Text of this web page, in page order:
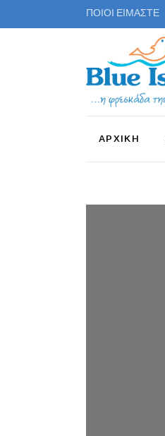
ΠΟΙΟΙ ΕΙΜΑΣΤΕ
ΑΡΧΙΚΗ